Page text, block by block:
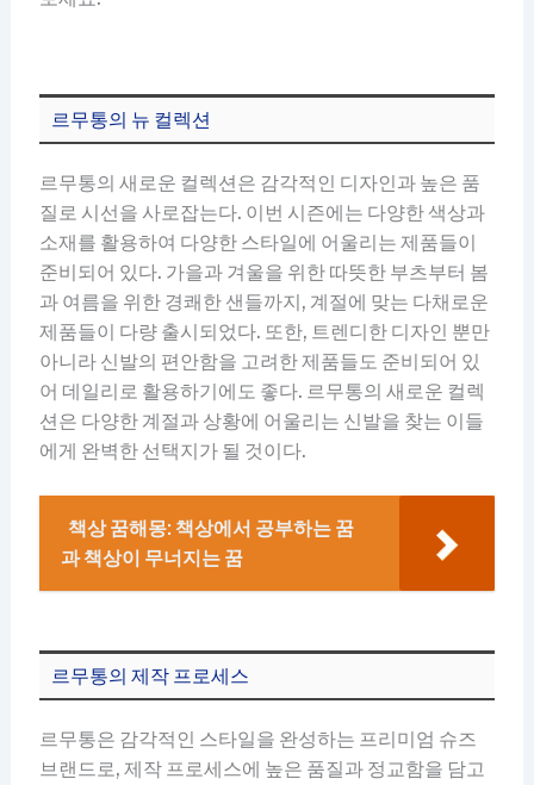
르무통의 뉴 컬렉션
르무통의 새로운 컬렉션은 감각적인 디자인과 높은 품
질로 시선을 사로잡는다. 이번 시즌에는 다양한 색상과
소재를 활용하여 다양한 스타일에 어울리는 제품들이
준비되어 있다. 가을과 겨울을 위한 따뜻한 부츠부터 봄
과 여름을 위한 경쾌한 샌들까지, 계절에 맞는 다채로운
제품들이 다량 출시되었다. 또한, 트렌디한 디자인 뿐만
아니라 신발의 편안함을 고려한 제품들도 준비되어 있
어 데일리로 활용하기에도 좋다. 르무통의 새로운 컬렉
션은 다양한 계절과 상황에 어울리는 신발을 찾는 이들
에게 완벽한 선택지가 될 것이다.
책상 꿈해몽: 책상에서 공부하는 꿈
과 책상이 무너지는 꿈
르무통의 제작 프로세스
르무통은 감각적인 스타일을 완성하는 프리미엄 슈즈
브랜드로, 제작 프로세스에 높은 품질과 정교함을 담고